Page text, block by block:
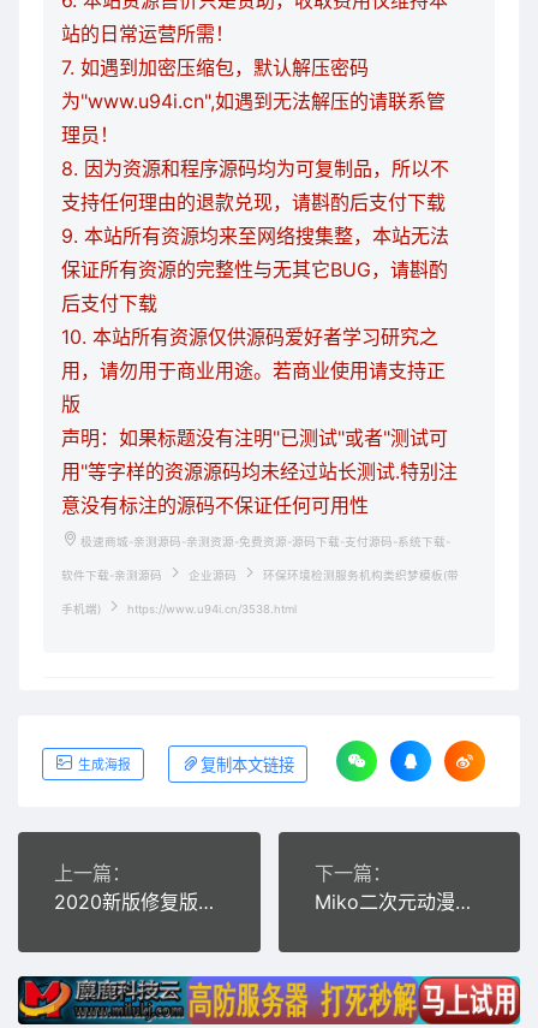
站的日常运营所需！
7. 如遇到加密压缩包，默认解压密码
为"www.u94i.cn",如遇到无法解压的请联系管
理员！
8. 因为资源和程序源码均为可复制品，所以不
支持任何理由的退款兑现，请斟酌后支付下载
9. 本站所有资源均来至网络搜集整，本站无法
保证所有资源的完整性与无其它BUG，请斟酌
后支付下载
10. 本站所有资源仅供源码爱好者学习研究之
用，请勿用于商业用途。若商业使用请支持正
版
声明：如果标题没有注明"已测试"或者"测试可
用"等字样的资源源码均未经过站长测试.特别注
意没有标注的源码不保证任何可用性
极速商城-亲测源码-亲测资源-免费资源-源码下载-支付源码-系统下载-
软件下载-亲测源码 企业源码 环保环境检测服务机构类织梦模板(带
手机端) https://www.u94i.cn/3538.html
生成海报 复制本文链接
上一篇：
2020新版修复版算命网站 带免签支付+后台功能完整源码
下一篇：
Miko二次元动漫视频网站源码 视频播放带仿哔哩哔哩视频字幕弹幕网站源码